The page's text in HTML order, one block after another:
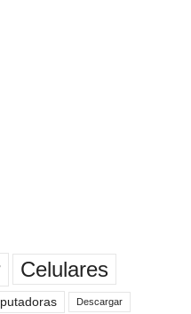
Celulares
Descargar